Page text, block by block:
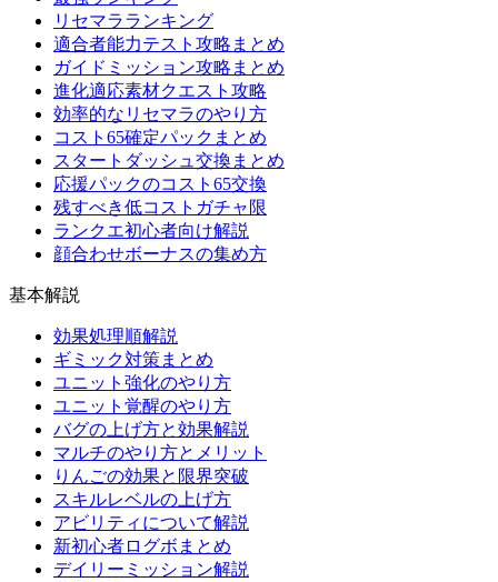
リセマラランキング
適合者能力テスト攻略まとめ
ガイドミッション攻略まとめ
進化適応素材クエスト攻略
効率的なリセマラのやり方
コスト65確定パックまとめ
スタートダッシュ交換まとめ
応援パックのコスト65交換
残すべき低コストガチャ限
ランクエ初心者向け解説
顔合わせボーナスの集め方
基本解説
効果処理順解説
ギミック対策まとめ
ユニット強化のやり方
ユニット覚醒のやり方
バグの上げ方と効果解説
マルチのやり方とメリット
りんごの効果と限界突破
スキルレベルの上げ方
アビリティについて解説
新初心者ログボまとめ
デイリーミッション解説